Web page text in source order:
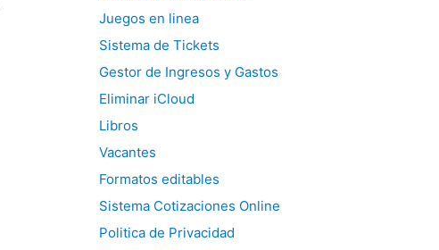
Juegos en linea
Sistema de Tickets
Gestor de Ingresos y Gastos
Eliminar iCloud
Libros
Vacantes
Formatos editables
Sistema Cotizaciones Online
Politica de Privacidad